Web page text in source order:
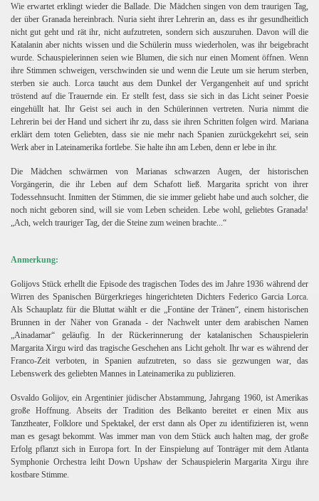
Wie erwartet erklingt wieder die Ballade. Die Mädchen singen von dem traurigen Tag,
der über Granada hereinbrach. Nuria sieht ihrer Lehrerin an, dass es ihr gesundheitlich
nicht gut geht und rät ihr, nicht aufzutreten, sondern sich auszuruhen. Davon will die
Katalanin aber nichts wissen und die Schülerin muss wiederholen, was ihr beigebracht
wurde. Schauspielerinnen seien wie Blumen, die sich nur einen Moment öffnen. Wenn
ihre Stimmen schweigen, verschwinden sie und wenn die Leute um sie herum sterben,
sterben sie auch. Lorca taucht aus dem Dunkel der Vergangenheit auf und spricht
tröstend auf die Trauernde ein. Er stellt fest, dass sie sich in das Licht seiner Poesie
eingehüllt hat. Ihr Geist sei auch in den Schülerinnen vertreten. Nuria nimmt die
Lehrerin bei der Hand und sichert ihr zu, dass sie ihren Schritten folgen wird. Mariana
erklärt dem toten Geliebten, dass sie nie mehr nach Spanien zurückgekehrt sei, sein
Werk aber in Lateinamerika fortlebe. Sie halte ihn am Leben, denn er lebe in ihr.
Die Mädchen schwärmen von Marianas schwarzen Augen, der historischen
Vorgängerin, die ihr Leben auf dem Schafott ließ. Margarita spricht von ihrer
Todessehnsucht. Inmitten der Stimmen, die sie immer geliebt habe und auch solcher, die
noch nicht geboren sind, will sie vom Leben scheiden. Lebe wohl, geliebtes Granada!
„Ach, welch trauriger Tag, der die Steine zum weinen brachte...“
Anmerkung:
Golijovs Stück erhellt die Episode des tragischen Todes des im Jahre 1936 während der
Wirren des Spanischen Bürgerkrieges hingerichteten Dichters Federico Garcia Lorca.
Als Schauplatz für die Bluttat wählt er die „Fontäne der Tränen“, einem historischen
Brunnen in der Näher von Granada - der Nachwelt unter dem arabischen Namen
„Ainadamar“ geläufig. In der Rückerinnerung der katalanischen Schauspielerin
Margarita Xirgu wird das tragische Geschehen ans Licht geholt. Ihr war es während der
Franco-Zeit verboten, in Spanien aufzutreten, so dass sie gezwungen war, das
Lebenswerk des geliebten Mannes in Lateinamerika zu publizieren.
Osvaldo Golijov, ein Argentinier jüdischer Abstammung, Jahrgang 1960, ist Amerikas
große Hoffnung. Abseits der Tradition des Belkanto bereitet er einen Mix aus
Tanztheater, Folklore und Spektakel, der erst dann als Oper zu identifizieren ist, wenn
man es gesagt bekommt. Was immer man von dem Stück auch halten mag, der große
Erfolg pflanzt sich in Europa fort. In der Einspielung auf Tonträger mit dem Atlanta
Symphonie Orchestra leiht Down Upshaw der Schauspielerin Margarita Xirgu ihre
kostbare Stimme.